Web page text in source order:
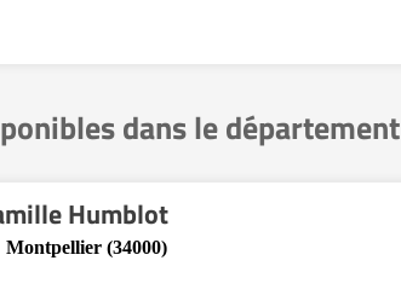
dans le département
Humblot
Montpellier (34000)